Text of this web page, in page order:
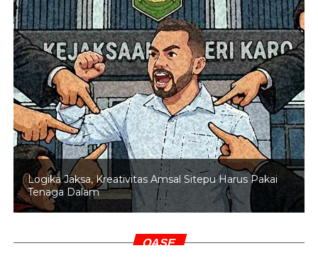
Logika Jaksa, Kreativitas Amsal Sitepu Harus Pakai
Tenaga Dalam
OASE